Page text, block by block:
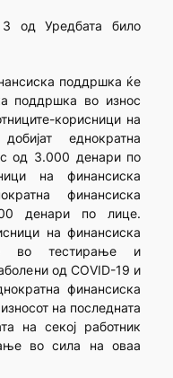
од Уредбата било
поддршка ќе
поддршка во износ
корисници на
еднократна
од 3.000 денари по
на финансиска
финансиска
денари по лице.
на финансиска
во тестирање и
од COVID-19 и
финансиска
на последната
на секој работник
во сила на оваа